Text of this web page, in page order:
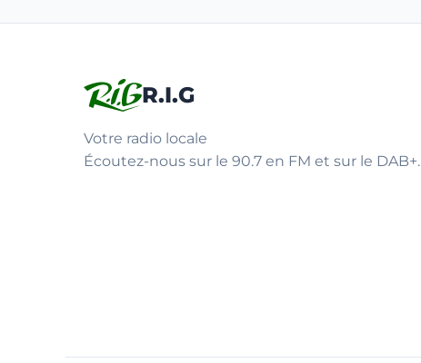
R.I.G
Votre radio locale
Écoutez-nous sur le 90.7 en FM et sur le DAB+.